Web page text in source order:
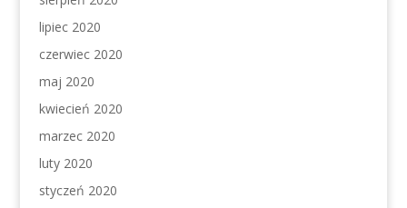
lipiec 2020
czerwiec 2020
maj 2020
kwiecień 2020
marzec 2020
luty 2020
styczeń 2020